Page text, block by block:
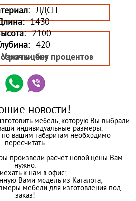
ЛДСП
1430
2100
420
Узнать ценубез процентов
новости!
мебель, которую Вы выбрали
индивидуальные размеры.
вашим габаритам необходимо
пересчитать.
произвели расчет новой цены Вам
нужно:
к нам в офис;
Вами модель из Каталога;
мебели для изготовления под
заказ!